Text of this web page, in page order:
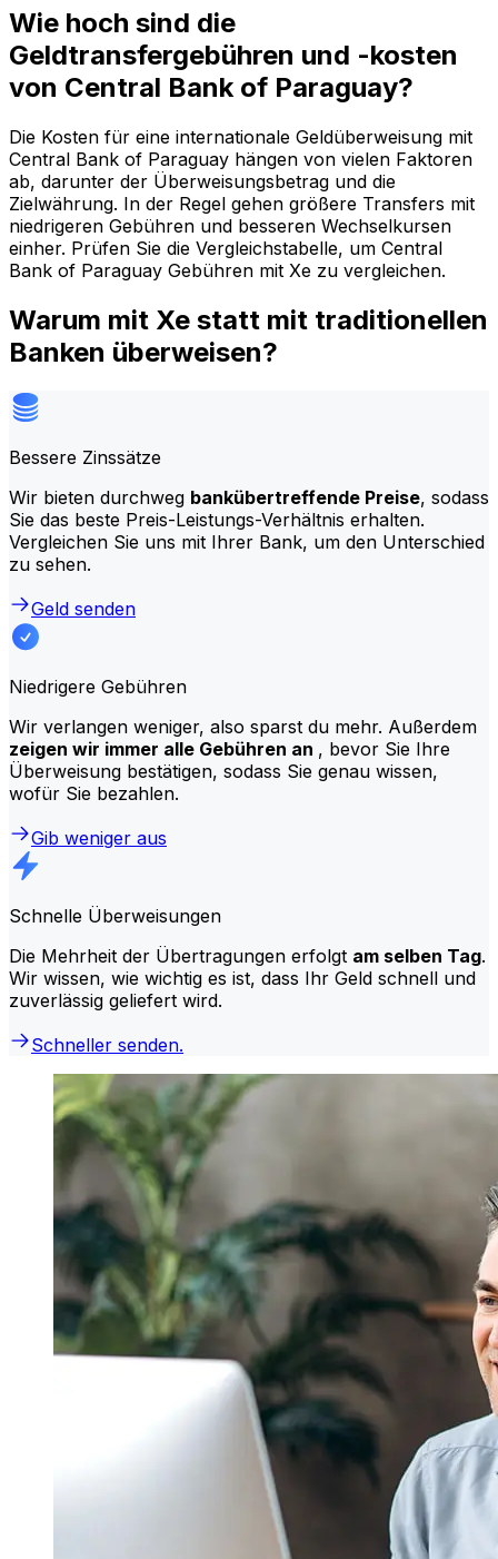
Wie hoch sind die
Geldtransfergebühren und -kosten
von Central Bank of Paraguay?
Die Kosten für eine internationale Geldüberweisung mit
Central Bank of Paraguay hängen von vielen Faktoren
ab, darunter der Überweisungsbetrag und die
Zielwährung. In der Regel gehen größere Transfers mit
niedrigeren Gebühren und besseren Wechselkursen
einher. Prüfen Sie die Vergleichstabelle, um Central
Bank of Paraguay Gebühren mit Xe zu vergleichen.
Warum mit Xe statt mit traditionellen
Banken überweisen?
Bessere Zinssätze
Wir bieten durchweg bankübertreffende Preise, sodass
Sie das beste Preis-Leistungs-Verhältnis erhalten.
Vergleichen Sie uns mit Ihrer Bank, um den Unterschied
zu sehen.
Geld senden
Niedrigere Gebühren
Wir verlangen weniger, also sparst du mehr. Außerdem
zeigen wir immer alle Gebühren an , bevor Sie Ihre
Überweisung bestätigen, sodass Sie genau wissen,
wofür Sie bezahlen.
Gib weniger aus
Schnelle Überweisungen
Die Mehrheit der Übertragungen erfolgt am selben Tag.
Wir wissen, wie wichtig es ist, dass Ihr Geld schnell und
zuverlässig geliefert wird.
Schneller senden.